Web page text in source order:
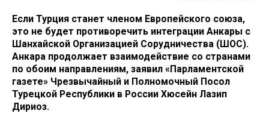
Если Турция станет членом Европейского союза,
это не будет противоречить интеграции Анкары с
Шанхайской Организацией Сорудничества (ШОС).
Анкара продолжает взаимодействие со странами
по обоим направлениям, заявил «Парламентской
газете» Чрезвычайный и Полномочный Посол
Турецкой Республики в России Хюсейн Лазип
Дириоз.